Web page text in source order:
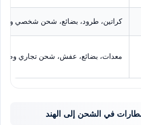
كراتين، طرود، بضائع، شحن شخصي
معدات، بضائع، عفش، شحن تجاري
في الشحن إلى الهند